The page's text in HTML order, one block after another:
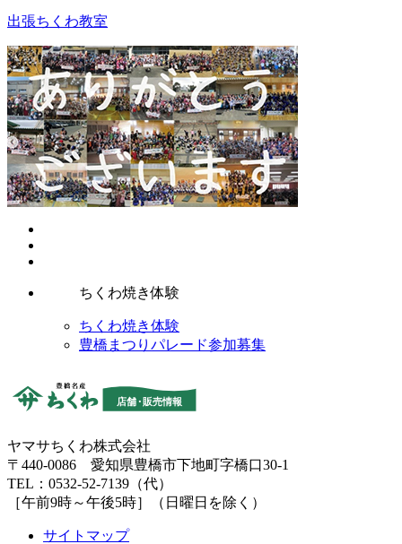
出張ちくわ教室
ちくわ焼き体験
ちくわ焼き体験
豊橋まつりパレード参加募集
ヤマサちくわ株式会社
〒440-0086 愛知県豊橋市下地町字橋口30-1
TEL：0532-52-7139（代）
［午前9時～午後5時］（日曜日を除く）
サイトマップ